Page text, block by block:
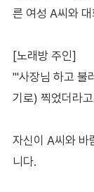
른 여성 A씨와
[노래방 주인]
"'사장님 하고 불
기로) 찍었더라
자신이 A씨와 바
니다.